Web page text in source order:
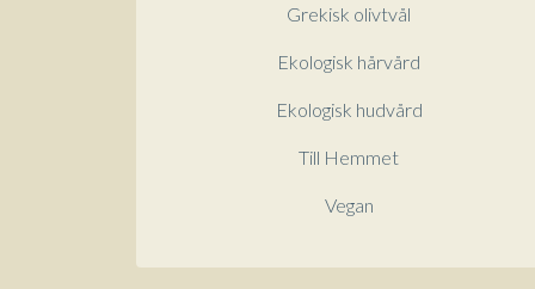
Grekisk olivtvål
Ekologisk hårvård
Ekologisk hudvård
Till Hemmet
Vegan